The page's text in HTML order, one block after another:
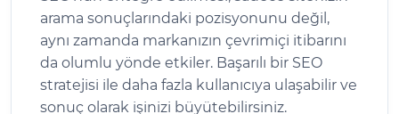
arama sonuçlarındaki pozisyonunu değil,
aynı zamanda markanızın çevrimiçi itibarını
da olumlu yönde etkiler. Başarılı bir SEO
stratejisi ile daha fazla kullanıcıya ulaşabilir ve
sonuç olarak işinizi büyütebilirsiniz.